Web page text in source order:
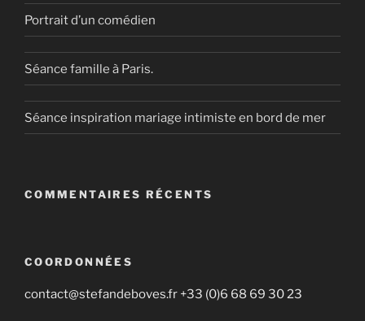
Portrait d’un comédien
Séance famille à Paris.
Séance inspiration mariage intimiste en bord de mer
COMMENTAIRES RÉCENTS
COORDONNÉES
contact@stefandeboves.fr +33 (0)6 68 69 30 23